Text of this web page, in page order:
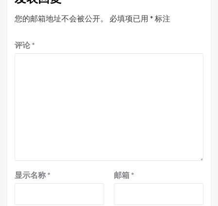
您的邮箱地址不会被公开。 必填项已用 * 标注
评论 *
显示名称 * 邮箱 *